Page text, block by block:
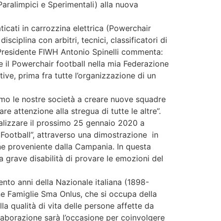
in carrozzina elettrica (Powerchair
con arbitri, tecnici, classificatori di
FIWH Antonio Spinelli commenta:
Powerchair football nella mia Federazione
le nostre società a creare nuove squadre
attenzione alla stregua di tutte le altre”.
il prossimo 25 gennaio 2020 a
attraverso una dimostrazione in
proveniente dalla Campania. In questa
anni della Nazionale italiana (1898-
Sma Onlus, che si occupa della